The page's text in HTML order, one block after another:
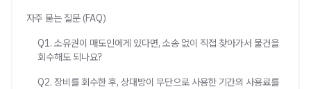
자주 묻는 질문 (FAQ)
Q1. 소유권이 매도인에게 있다면, 소송 없이 직접 찾아가서 물건을
회수해도 되나요?
Q2. 장비를 회수한 후, 상대방이 무단으로 사용한 기간의 사용료를